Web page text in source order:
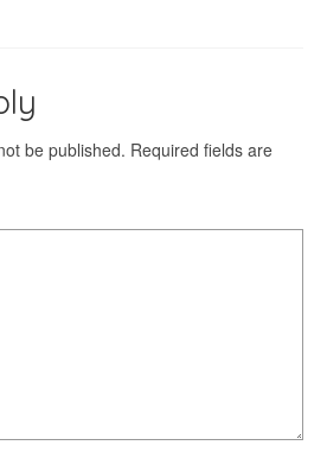
be published. Required fields are